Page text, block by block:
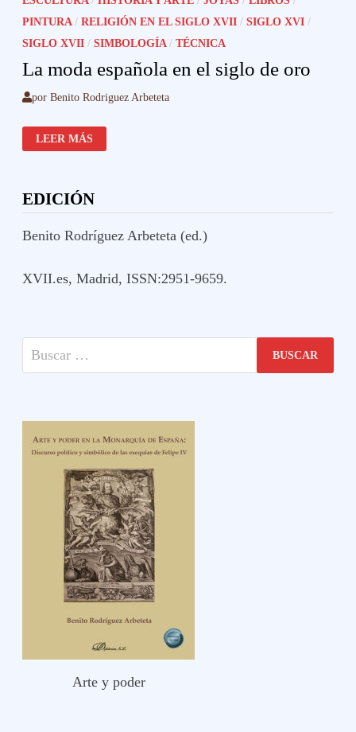
PINTURA/RELIGIÓN EN EL SIGLO XVII /SIGLO XVI /
SIGLO XVII /SIMBOLOGÍA/TÉCNICA
La moda española en el siglo de oro
porBenito Rodriguez Arbeteta
LA
MODA
ESPAÑOLA
DE
ORO
LEER MÁS
EDICIÓN
Benito Rodríguez Arbeteta (ed.)
XVII.es, Madrid, ISSN:2951-9659.
Buscar:
Arte y poder